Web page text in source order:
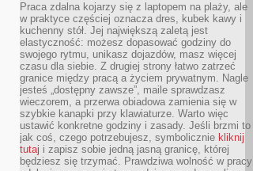
Praca zdalna kojarzy się z laptopem na plaży, ale
w praktyce częściej oznacza dres, kubek kawy i
kuchenny stół. Jej największą zaletą jest
elastyczność: możesz dopasować godziny do
swojego rytmu, unikasz dojazdów, masz więcej
czasu dla siebie. Z drugiej strony łatwo zatrzeć
granice między pracą a życiem prywatnym. Nagle
jesteś „dostępny zawsze”, maile sprawdzasz
wieczorem, a przerwa obiadowa zamienia się w
szybkie kanapki przy klawiaturze. Warto więc
ustawić konkretne godziny i zasady. Jeśli brzmi to
jak coś, czego potrzebujesz, symbolicznie kliknij
tutaj i zapisz sobie jedną jasną granicę, której
będziesz się trzymać. Prawdziwa wolność w pracy